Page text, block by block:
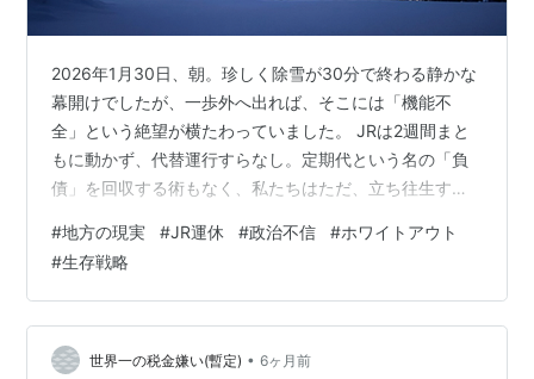
2026年1月30日、朝。珍しく除雪が30分で終わる静かな
幕開けでしたが、一歩外へ出れば、そこには「機能不
全」という絶望が横たわっていました。 JRは2週間まと
もに動かず、代替運行すらなし。定期代という名の「負
債」を回収する術もなく、私たちはただ、立ち往生する
であり、地方の切り捨てに他なりません。
#地方の現実 #JR運休 #政治不信 #ホワイトアウト
#生存戦略
世界一の税金嫌い(暫定) • 6ヶ月前